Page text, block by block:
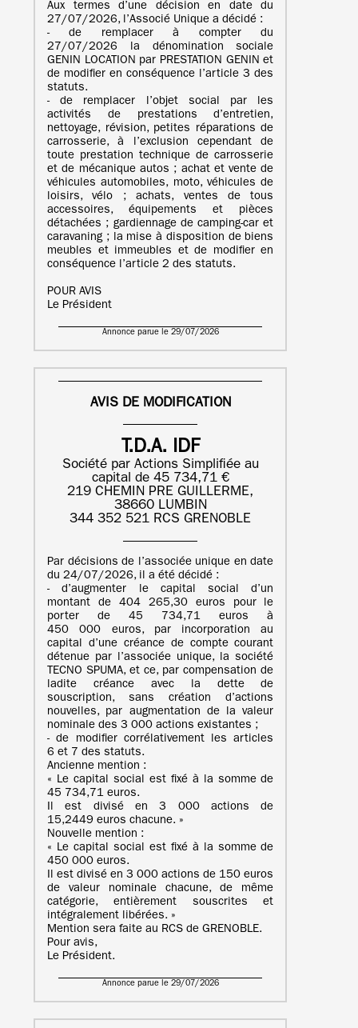
Aux termes d’une décision en date du
27/07/2026, l’Associé Unique a décidé :
- de remplacer à compter du
27/07/2026 la dénomination sociale
GENIN LOCATION par PRESTATION GENIN et
de modifier en conséquence l’article 3 des
statuts.
- de remplacer l’objet social par les
activités de prestations d’entretien,
nettoyage, révision, petites réparations de
carrosserie, à l’exclusion cependant de
toute prestation technique de carrosserie
et de mécanique autos ; achat et vente de
véhicules automobiles, moto, véhicules de
loisirs, vélo ; achats, ventes de tous
accessoires, équipements et pièces
détachées ; gardiennage de camping-car et
caravaning ; la mise à disposition de biens
meubles et immeubles et de modifier en
conséquence l’article 2 des statuts.
POUR AVIS
Le Président
Annonce parue le 29/07/2026
AVIS DE MODIFICATION
T.D.A. IDF
Société par Actions Simplifiée au
capital de 45 734,71 €
219 CHEMIN PRE GUILLERME,
38660 LUMBIN
344 352 521 RCS GRENOBLE
Par décisions de l’associée unique en date
du 24/07/2026, il a été décidé :
- d’augmenter le capital social d’un
montant de 404 265,30 euros pour le
porter de 45 734,71 euros à
450 000 euros, par incorporation au
capital d’une créance de compte courant
détenue par l’associée unique, la société
TECNO SPUMA, et ce, par compensation de
ladite créance avec la dette de
souscription, sans création d’actions
nouvelles, par augmentation de la valeur
nominale des 3 000 actions existantes ;
- de modifier corrélativement les articles
6 et 7 des statuts.
Ancienne mention :
« Le capital social est fixé à la somme de
45 734,71 euros.
Il est divisé en 3 000 actions de
15,2449 euros chacune. »
Nouvelle mention :
« Le capital social est fixé à la somme de
450 000 euros.
Il est divisé en 3 000 actions de 150 euros
de valeur nominale chacune, de même
catégorie, entièrement souscrites et
intégralement libérées. »
Mention sera faite au RCS de GRENOBLE.
Pour avis,
Le Président.
Annonce parue le 29/07/2026